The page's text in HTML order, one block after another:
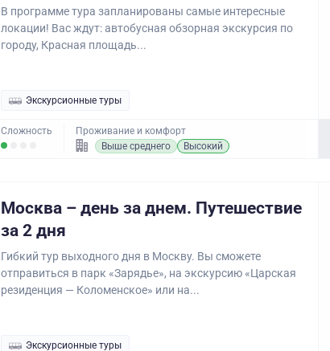
В программе тура запланированы самые интересные
локации! Вас ждут: автобусная обзорная экскурсия по
городу, Красная площадь...
Экскурсионные туры
Сложность
Проживание и комфорт
Выше среднего
Высокий
Москва – день за днем. Путешествие
за 2 дня
Гибкий тур выходного дня в Москву. Вы сможете
отправиться в парк «Зарядье», на экскурсию «Царская
резиденция — Коломенское» или на...
Экскурсионные туры